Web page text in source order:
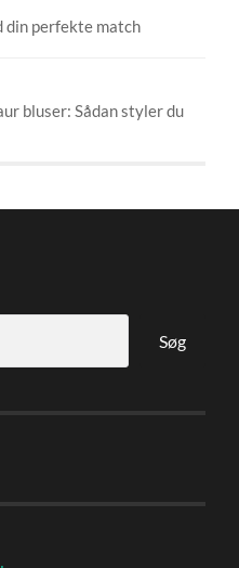
din perfekte match
bluser: Sådan styler du
Søg